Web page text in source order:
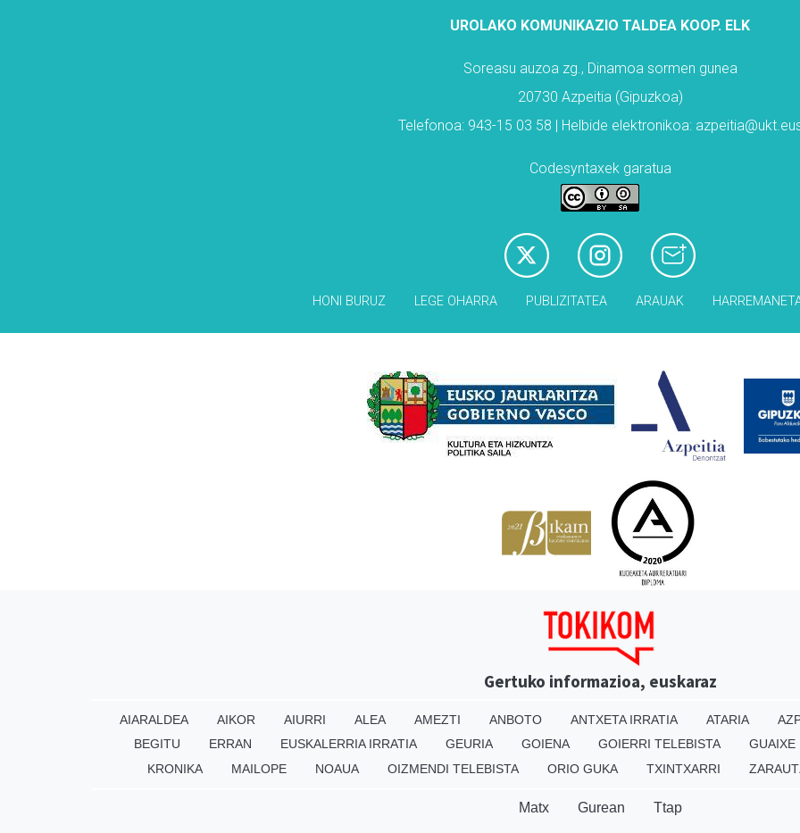
UROLAKO KOMUNIKAZIO TALDEA KOOP. ELK
Soreasu auzoa zg., Dinamoa sormen gunea
20730 Azpeitia (Gipuzkoa)
Telefonoa: 943-15 03 58 | Helbide elektronikoa:
Codesyntaxek garatua
HONI BURUZ LEGE OHARRA PUBLIZITATEA ARAUAK
Gertuko informazioa, euskaraz
AIARALDEA AIKOR AIURRI ALEA AMEZTI ANBOTO ANTXETA IRRATIA ATARIA
BEGITU
ERRAN EUSKALERRIA IRRATIA GEURIA GOIENA GOIERRI TELEBISTA GUAIXE
KRONIKA
MAILOPE NOAUA OIZMENDI TELEBISTA ORIO GUKA TXINTXARRI
Matx Gurean Ttap